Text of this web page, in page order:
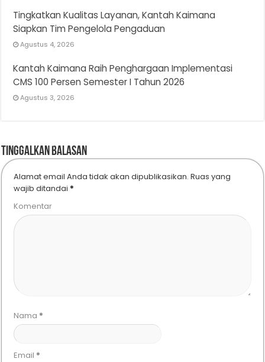
Tingkatkan Kualitas Layanan, Kantah Kaimana
Siapkan Tim Pengelola Pengaduan
Agustus 4, 2026
Kantah Kaimana Raih Penghargaan Implementasi
CMS 100 Persen Semester I Tahun 2026
Agustus 3, 2026
Tinggalkan Balasan
Alamat email Anda tidak akan dipublikasikan. Ruas yang
wajib ditandai *
Komentar
Nama *
Email *